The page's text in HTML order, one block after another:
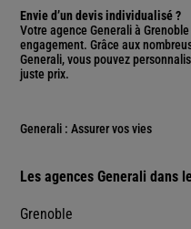
Envie d’un devis individualisé ?
Votre agence Generali à
engagement. Grâce aux
Generali, vous pouvez
juste prix.
Generali : Assurer vos vies
Les agences Generali dans
Grenoble